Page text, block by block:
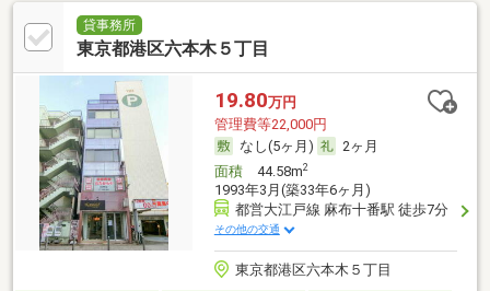
貸事務所
東京都港区六本木５丁目
19.80万円
管理費等22,000円
なし(5ヶ月)
2ヶ月
面積44.58m2
1993年3月(築33年6ヶ月)
都営大江戸線 麻布十番駅 徒歩7分
その他の交通
東京都港区六本木５丁目